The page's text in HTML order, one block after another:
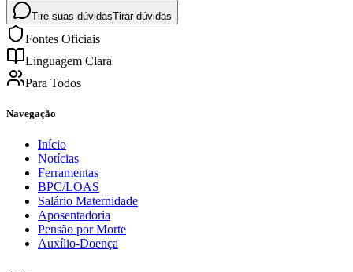
Tire suas dúvidasTirar dúvidas
Fontes Oficiais
Linguagem Clara
Para Todos
Navegação
Início
Notícias
Ferramentas
BPC/LOAS
Salário Maternidade
Aposentadoria
Pensão por Morte
Auxílio-Doença